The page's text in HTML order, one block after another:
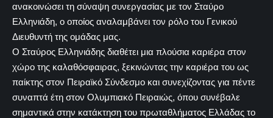
ανακοινώσει τη σύναψη συνεργασίας με τον Σταύρο
Ελληνιάδη, ο οποίος αναλαμβάνει τον ρόλο του Γενικού
Διευθυντή της ομάδας μας.
Ο Σταύρος Ελληνιάδης διαθέτει μια πλούσια καριέρα στον
χώρο της καλαθόσφαιρας, ξεκινώντας την καριέρα του ως
παίκτης στον Πειραϊκό Σύνδεσμο και συνεχίζοντας για πέντε
συναπτά έτη στον Ολυμπιακό Πειραιώς, όπου συνέβαλε
σημαντικά στην κατάκτηση του πρωταθλήματος Ελλάδας το